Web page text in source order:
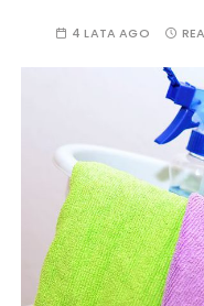
4 LATA AGO